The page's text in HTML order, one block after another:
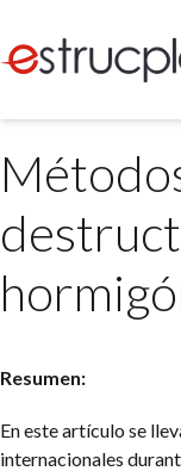
SERVICIOS
Medio Ambiente
Legislación
INGRESAR
Portal de
Buscador de
Resumen:
En este artículo se
internacionales